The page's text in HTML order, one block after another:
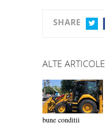
SHARE
ALTE ARTICOLE
bune conditii